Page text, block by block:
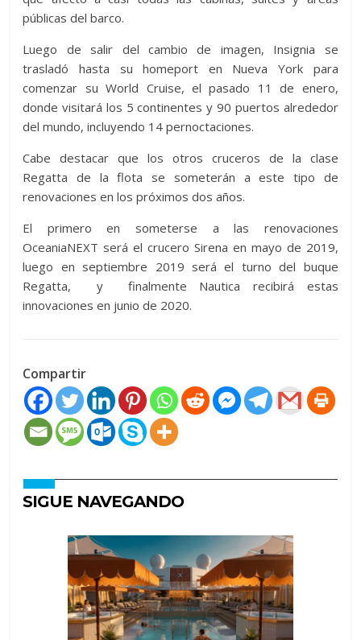
públicas del barco.
Luego de salir del cambio de imagen, Insignia se
trasladó hasta su homeport en Nueva York para
comenzar su World Cruise, el pasado 11 de enero,
donde visitará los 5 continentes y 90 puertos alrededor
del mundo, incluyendo 14 pernoctaciones.
Cabe destacar que los otros cruceros de la clase
Regatta de la flota se someterán a este tipo de
renovaciones en los próximos dos años.
El primero en someterse a las renovaciones
OceaniaNEXT será el crucero Sirena en mayo de 2019,
luego en septiembre 2019 será el turno del buque
Regatta, y finalmente Nautica recibirá estas
innovaciones en junio de 2020.
Compartir
SIGUE NAVEGANDO